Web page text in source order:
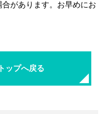
があります。お早めにお
ップへ戻る